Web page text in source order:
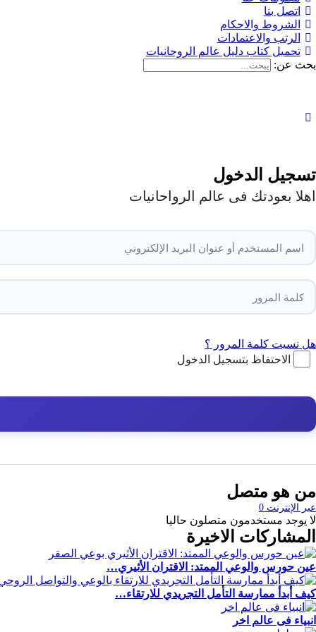
اتصل بنا
الشروط والاحكام
الرتب والاعتمادات
تحميل كتاب دليل عالم الروحانيات
بحث عن:
تسجيل الدخول
اهلا بعودتك فى عالم الرواحانيات
هل نسيت كلمة المرور ؟
الاحتفاظ بتسجيل الدخول
من هو متصل
عبر الإنترنت 0
لا يوجد مستخدمون متصلون حاليا
المشاركات الاخيرة
عين حورس والوعي الممتد: الاقتران الأثيري…
كيف أبدأ ممارسة التأمل التجريدي للارتقاء…
انبياء فى عالم اخر